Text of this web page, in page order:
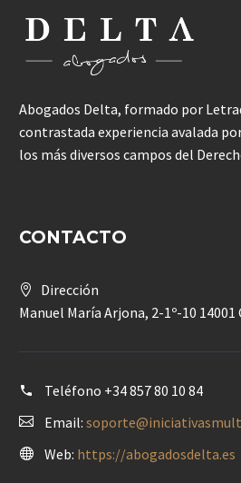
Abogados Delta, formado por
contrastada experiencia avalada
los más diversos campos del
CONTACTO
Dirección
Manuel María Arjona, 2-1º-10 14001
Teléfono +34 857 80 10 84
Email:
Web: https://abogadosdelta.es